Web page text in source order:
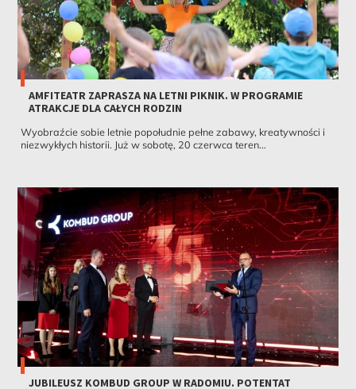
AMFITEATR ZAPRASZA NA LETNI PIKNIK. W PROGRAMIE
ATRAKCJE DLA CAŁYCH RODZIN
Wyobraźcie sobie letnie popołudnie pełne zabawy, kreatywności i
niezwykłych historii. Już w sobotę, 20 czerwca teren...
JUBILEUSZ KOMBUD GROUP W RADOMIU. POTENTAT